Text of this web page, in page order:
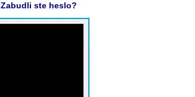
Zabudli ste heslo?